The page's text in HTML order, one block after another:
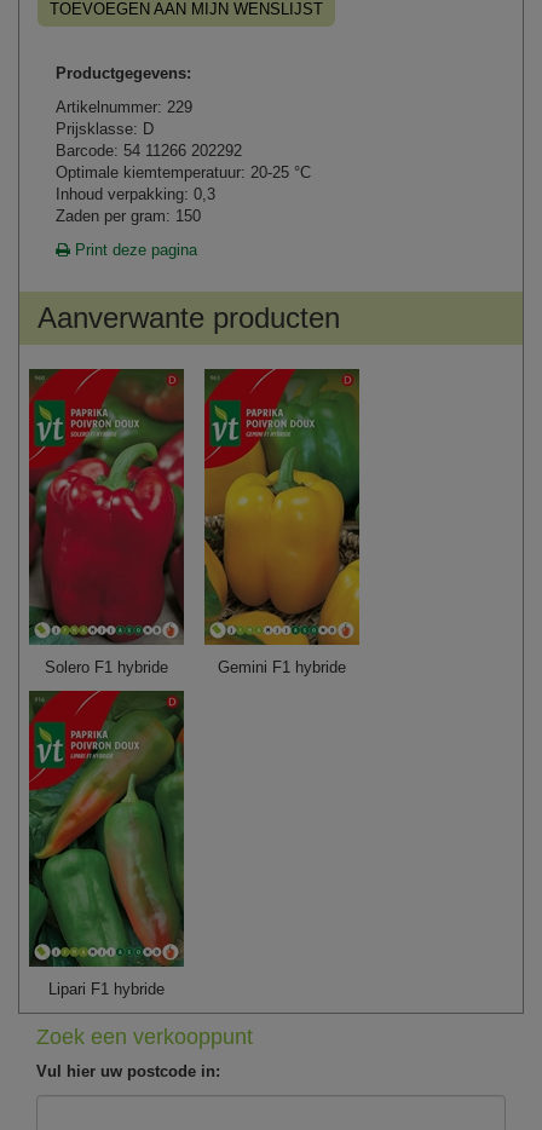
TOEVOEGEN AAN MIJN WENSLIJST
Productgegevens:
Artikelnummer: 229
Prijsklasse: D
Barcode: 54 11266 202292
Optimale kiemtemperatuur: 20-25 °C
Inhoud verpakking: 0,3
Zaden per gram: 150
Print deze pagina
Aanverwante producten
Solero F1 hybride Gemini F1 hybride
Lipari F1 hybride
Zoek een verkooppunt
Vul hier uw postcode in: